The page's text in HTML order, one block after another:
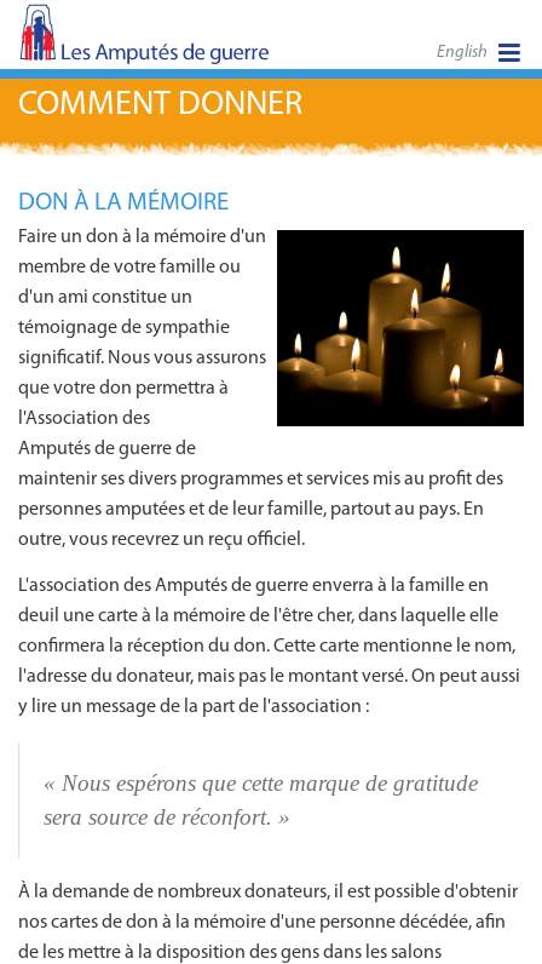
English
COMMENT DONNER
DON À LA MÉMOIRE
Faire un don à la mémoire d'un
membre de votre famille ou
d'un ami constitue un
témoignage de sympathie
significatif. Nous vous assurons
que votre don permettra à
l'Association des
Amputés de guerre de
maintenir ses divers programmes et services mis au profit des
personnes amputées et de leur famille, partout au pays. En
outre, vous recevrez un reçu officiel.
L'association des Amputés de guerre enverra à la famille en
deuil une carte à la mémoire de l'être cher, dans laquelle elle
confirmera la réception du don. Cette carte mentionne le nom,
l'adresse du donateur, mais pas le montant versé. On peut aussi
y lire un message de la part de l'association :
« Nous espérons que cette marque de gratitude
sera source de réconfort. »
À la demande de nombreux donateurs, il est possible d'obtenir
nos cartes de don à la mémoire d'une personne décédée, afin
de les mettre à la disposition des gens dans les salons